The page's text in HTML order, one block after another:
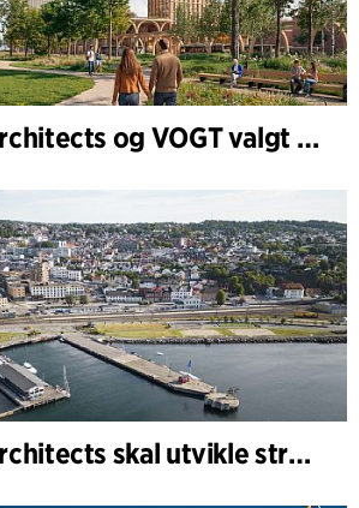
C.F. Møller Architects og VOGT valgt til å forme fremtidens Hamburg-Altona
C.F. Møller Architects skal utvikle strategien for Knutepunkt Larvik og indre havn